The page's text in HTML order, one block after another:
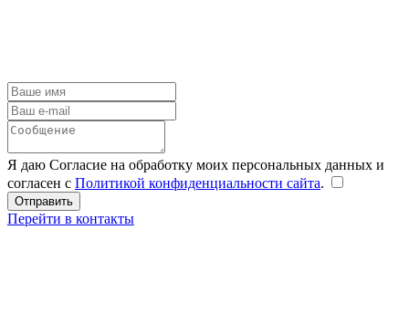
Я даю Согласие на обработку моих персональных данных и
согласен с Политикой конфиденциальности сайта.
Перейти в контакты